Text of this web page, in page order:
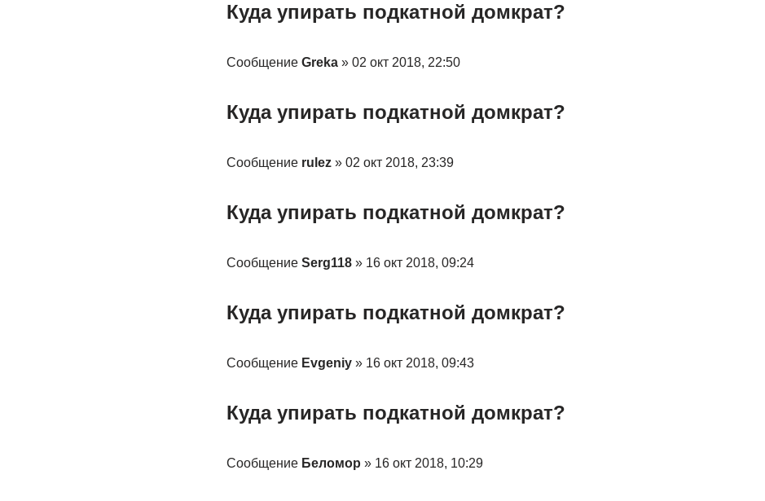
Куда упирать подкатной домкрат?
Сообщение Greka» 02 окт 2018, 22:50
Куда упирать подкатной домкрат?
Сообщение rulez» 02 окт 2018, 23:39
Куда упирать подкатной домкрат?
Сообщение Serg118» 16 окт 2018, 09:24
Куда упирать подкатной домкрат?
Сообщение Evgeniy» 16 окт 2018, 09:43
Куда упирать подкатной домкрат?
Сообщение Беломор » 16 окт 2018, 10:29